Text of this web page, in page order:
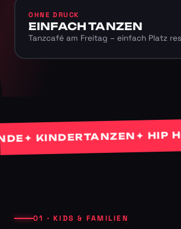
OHNE DRUCK
EINFACH TANZEN
Tanzcafé am Freitag – einfach Platz
KINDERTANZEN✦ HIP HOP
01 · KIDS & FAMILIEN